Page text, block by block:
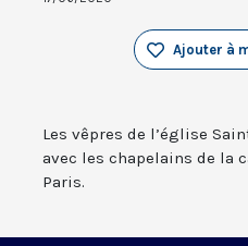
Ajouter à
Les vêpres de l’église
avec les chapelains de la
Paris.